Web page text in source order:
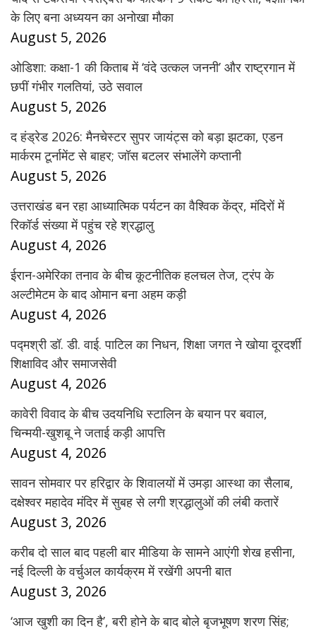
के लिए बना अध्ययन का अनोखा मौका
August 5, 2026
ओडिशा: कक्षा-1 की किताब में ‘वंदे उत्कल जननी’ और राष्ट्रगान में
छपीं गंभीर गलतियां, उठे सवाल
August 5, 2026
द हंड्रेड 2026: मैनचेस्टर सुपर जायंट्स को बड़ा झटका, एडन
मार्करम टूर्नामेंट से बाहर; जॉस बटलर संभालेंगे कप्तानी
August 5, 2026
उत्तराखंड बन रहा आध्यात्मिक पर्यटन का वैश्विक केंद्र, मंदिरों में
रिकॉर्ड संख्या में पहुंच रहे श्रद्धालु
August 4, 2026
ईरान-अमेरिका तनाव के बीच कूटनीतिक हलचल तेज, ट्रंप के
अल्टीमेटम के बाद ओमान बना अहम कड़ी
August 4, 2026
पद्मश्री डॉ. डी. वाई. पाटिल का निधन, शिक्षा जगत ने खोया दूरदर्शी
शिक्षाविद और समाजसेवी
August 4, 2026
कावेरी विवाद के बीच उदयनिधि स्टालिन के बयान पर बवाल,
चिन्मयी-खुशबू ने जताई कड़ी आपत्ति
August 4, 2026
सावन सोमवार पर हरिद्वार के शिवालयों में उमड़ा आस्था का सैलाब,
दक्षेश्वर महादेव मंदिर में सुबह से लगी श्रद्धालुओं की लंबी कतारें
August 3, 2026
करीब दो साल बाद पहली बार मीडिया के सामने आएंगी शेख हसीना,
नई दिल्ली के वर्चुअल कार्यक्रम में रखेंगी अपनी बात
August 3, 2026
‘आज खुशी का दिन है’, बरी होने के बाद बोले बृजभूषण शरण सिंह;